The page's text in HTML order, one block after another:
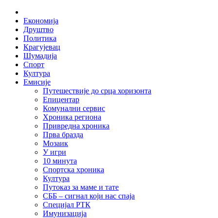
Skip
content
Економија
Друштво
Политика
Крагујевац
Шумадија
Спорт
Култура
Емисије
Путешествије до срца хоризонта
Епицентар
Комунални сервис
Хроника региона
Привредна хроника
Прва бразда
Мозаик
У игри
10 минута
Спортска хроника
Култура
Путоказ за маме и тате
СББ – сигнал који нас спаја
Специјал РТК
Имунизација